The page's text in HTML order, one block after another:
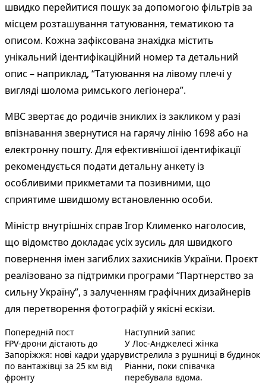
швидко перейитися пошук за допомогою фільтрів за
місцем розташування татуювання, тематикою та
описом. Кожна зафіксована знахідка містить
унікальний ідентифікаційний номер та детальний
опис – наприклад, “Татуювання на лівому плечі у
вигляді шолома римського легіонера”.
МВС звертає до родичів зниклих із закликом у разі
впізнавання звернутися на гарячу лінію 1698 або на
електронну пошту. Для ефективнішої ідентифікації
рекомендується подати детальну анкету із
особливими прикметами та позивними, що
сприятиме швидшому встановленню особи.
Міністр внутрішніх справ Ігор Клименко наголосив,
що відомство докладає усіх зусиль для швидкого
повернення імен загиблих захисників України. Проєкт
реалізовано за підтримки програми “Партнерство за
сильну Україну”, з залученням графічних дизайнерів
для перетворення фотографій у якісні ескізи.
Навігація
записів
Попередній постПопередній запис:
FPV-дрони дістають до
Запоріжжя: нові кадри удару
по вантажівці за 25 км від
фронту
Наступний записНаступний пост :
У Лос-Анджелесі жінка
вистрелила з рушниці в будинок
Ріанни, поки співачка
перебувала вдома.